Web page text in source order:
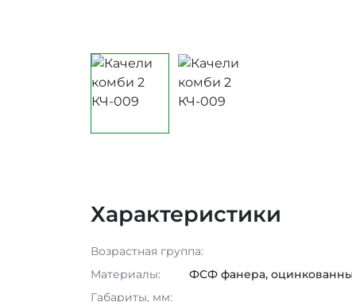
Характеристики
Возрастная группа:
Материалы:
ФСФ фанера,
Габариты, мм: